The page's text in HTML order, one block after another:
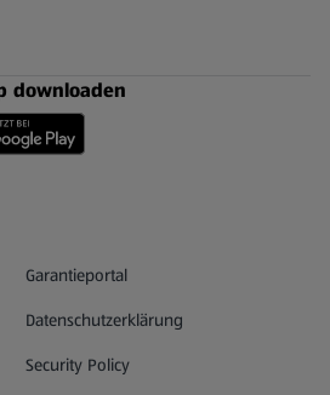
downloaden
Garantieportal
(öffnet in einem neuen Tab)
Datenschutzerklärung
Security Policy